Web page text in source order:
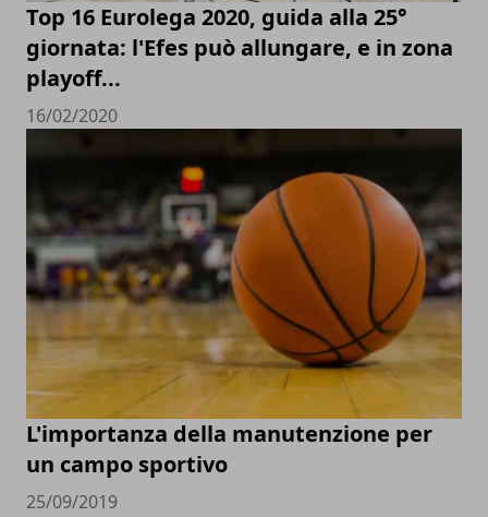
Top 16 Eurolega 2020, guida alla 25°
giornata: l'Efes può allungare, e in zona
playoff...
16/02/2020
L'importanza della manutenzione per
un campo sportivo
25/09/2019